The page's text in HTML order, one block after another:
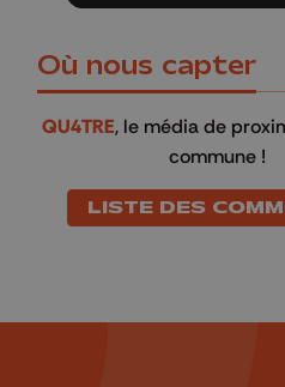
Où nous capter
QU4TRE, le média de
commune !
LISTE DES